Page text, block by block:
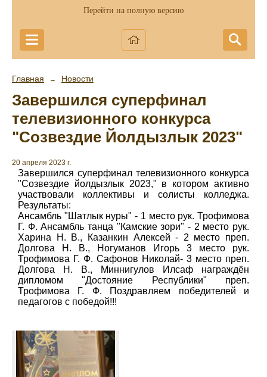
Перейти на полную версию
Главная → Новости
Завершился суперфинал
телевизионного конкурса
"Созвездие Йолдызлык 2023"
20 апреля 2023 г.
Завершился суперфинал телевизионного конкурса
"Созвездие йолдызлык 2023," в котором активно
участвовали коллективы и солисты колледжа.
Результаты:
Ансамбль "Шатлык нуры" - 1 место рук. Трофимова
Г. Ф. Ансамбль танца "Камские зори" - 2 место рук.
Харина Н. В., Казанкин Алексей - 2 место преп.
Долгова Н. В., Ногуманов Игорь 3 место рук.
Трофимова Г. Ф. Сафонов Николай- 3 место преп.
Долгова Н. В., Миннигулов Илсаф награждён
дипломом "Достояние Республики" преп.
Трофимова Г. Ф. Поздравляем победителей и
педагогов с победой!!!